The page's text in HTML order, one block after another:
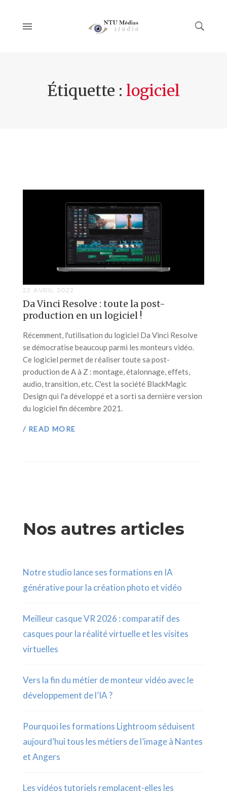
Étiquette : logiciel
22 AVRIL 2022
Da Vinci Resolve : toute la post-
production en un logiciel !
Récemment, l'utilisation du logiciel Da Vinci Resolve
se démocratise beaucoup parmi les monteurs vidéo.
Ce logiciel permet de réaliser toute sa post-
production de A à Z : montage, étalonnage, effets,
audio, transition, etc. C'est la société BlackMagic
Design qui l'a développé et a sorti sa dernière version
du logiciel fin décembre 2021.
/ READ MORE
Nos autres articles
Notre studio lance ses formations en IA
générative pour la création photo et vidéo
Meilleur casque VR 2026 : comparatif des
casques pour la réalité virtuelle et les visites
virtuelles
Vers la fin du métier de monteur vidéo avec le
développement de l’IA ?
Pourquoi les formations Lightroom séduisent
aujourd’hui tous les métiers de l’image à Nantes
et Angers
Les vidéos tutoriels remplacent-elles les